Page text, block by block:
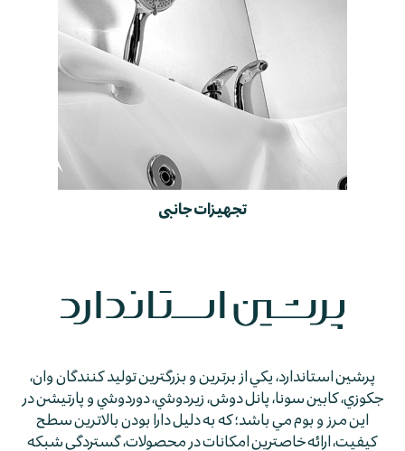
تجهیزات جانبی
پرشين استاندارد، يكي از برترين و بزرگترين توليد كنندگان وان،
جكوزي، كابين سونا، پانل دوش، زيردوشي، دوردوشي و پارتيشن در
اين مرز و بوم مي باشد؛ كه به دليل دارا بودن بالاترين سطح
كيفيت، ارائه خاصترين امكانات در محصولات، گستردگي شبكه